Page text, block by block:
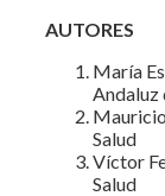
AUTORES
María
Andaluz
Salud
Víctor
Salud